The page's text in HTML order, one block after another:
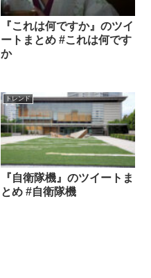
『これは何ですか』のツイ
ートまとめ #これは何です
か
トレンド
『自衛隊機』のツイートま
とめ #自衛隊機